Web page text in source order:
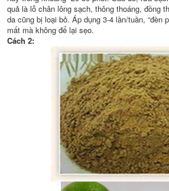
quả là lỗ chân lông sạch, thông thoáng, đồng
da cũng bị loại bỏ. Áp dụng 3-4 lần/tuần, “đèn
mất mà không để lại sẹo.
Cách 2: